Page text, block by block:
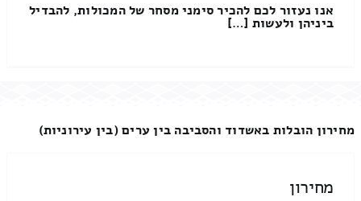
אנו נעזור לכם להכיר סימני מסחר של המכולות, להבדיל
ביניהן ולעשות […]
מחירון הובלות באשדוד והסביבה בין ערים (בין עירוניות)
מחירון